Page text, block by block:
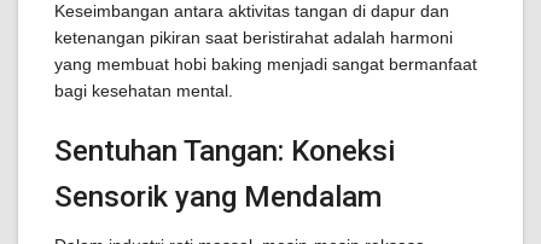
Keseimbangan antara aktivitas tangan di dapur dan
ketenangan pikiran saat beristirahat adalah harmoni
yang membuat hobi baking menjadi sangat bermanfaat
bagi kesehatan mental.
Sentuhan Tangan: Koneksi
Sensorik yang Mendalam